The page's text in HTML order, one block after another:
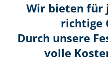
Wir bieten für
richtige
Durch unsere
volle